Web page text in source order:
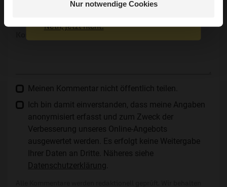
Nur notwendige Cookies
Meinen Kommentar nicht öffentlich teilen.
Ich bin damit einverstanden, dass meine Angaben
anonymisiert erfasst und zum Zweck der
Verbesserung unseres Online-Angebots
ausgewertet werden. Es erfolgt keine Weitergabe
Ihrer Daten an Dritte. Näheres siehe
Datenschutzerklärung
Nein, jetzt nicht.